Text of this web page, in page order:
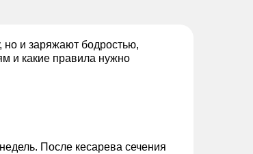
и заряжают бодростью,
и какие правила нужно
После кесарева сечения